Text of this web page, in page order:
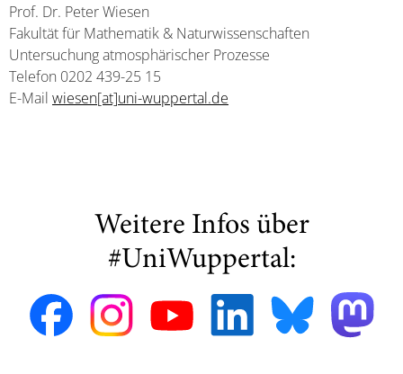
Prof. Dr. Peter Wiesen
Fakultät für Mathematik & Naturwissenschaften
Untersuchung atmosphärischer Prozesse
Telefon 0202 439-25 15
E-Mail wiesen[at]uni-wuppertal.de
Weitere Infos über
#UniWuppertal: